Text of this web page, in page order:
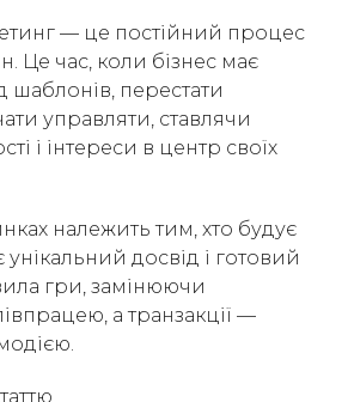
— це постійний процес
Це час, коли бізнес має
шаблонів, перестати
управляти, ставлячи
і інтереси в центр своїх
належить тим, хто будує
досвід і готовий
гри, замінюючи
а транзакції —